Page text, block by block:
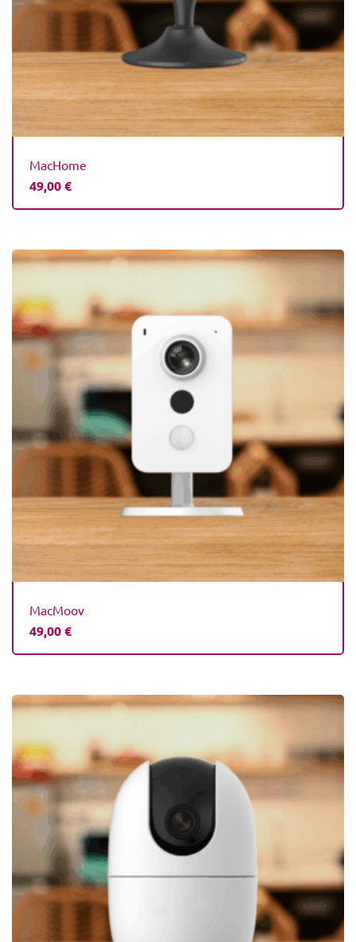
MacHome
49,00€
MacMoov
49,00€